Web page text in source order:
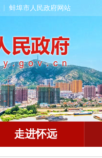
蚌埠市人民政府网站
走进怀远